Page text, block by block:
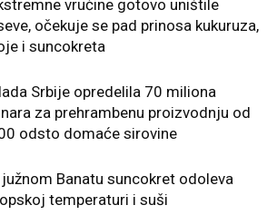
vrućine gotovo uništile
očekuje se pad prinosa kukuruza,
i suncokreta
Srbije opredelila 70 miliona
za prehrambenu proizvodnju od
odsto domaće sirovine
južnom Banatu suncokret odoleva
temperaturi i suši